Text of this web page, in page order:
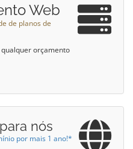
Web
de planos de
orçamento
nós
por mais 1 ano!*